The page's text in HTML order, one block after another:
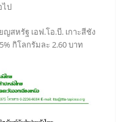
ไป
สหรัฐ เอฟ.โอ.บี. เกาะสีชัง
กิโลกรัมละ 2.60 บาท